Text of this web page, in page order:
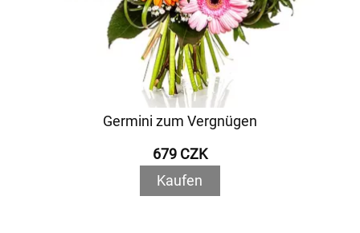
Germini zum Vergnügen
679 CZK
Kaufen